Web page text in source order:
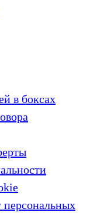
в боксах
персональных